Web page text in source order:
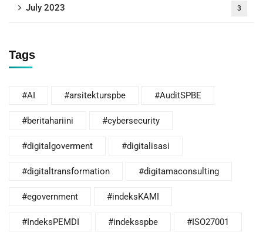
July 2023 3
Tags
#AI #arsitekturspbe #AuditSPBE
#beritahariini #cybersecurity
#digitalgoverment #digitalisasi
#digitaltransformation #digitamaconsulting
#egovernment #indeksKAMI
#IndeksPEMDI #indeksspbe #ISO27001